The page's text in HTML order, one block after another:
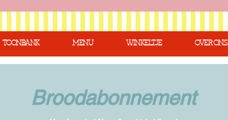
TOONBANK MENU WINKELTJE OVER ONS
Broodabonnement